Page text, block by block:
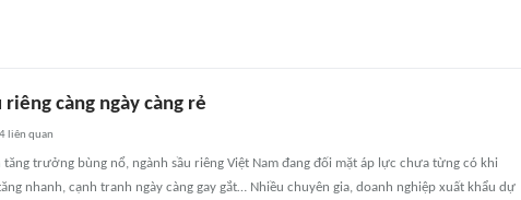
riêng càng ngày càng rẻ
liên quan
tăng trưởng bùng nổ, ngành sầu riêng Việt Nam đang đối mặt áp lực chưa từng có khi
nhanh, cạnh tranh ngày càng gay gắt… Nhiều chuyên gia, doanh nghiệp xuất khẩu dự